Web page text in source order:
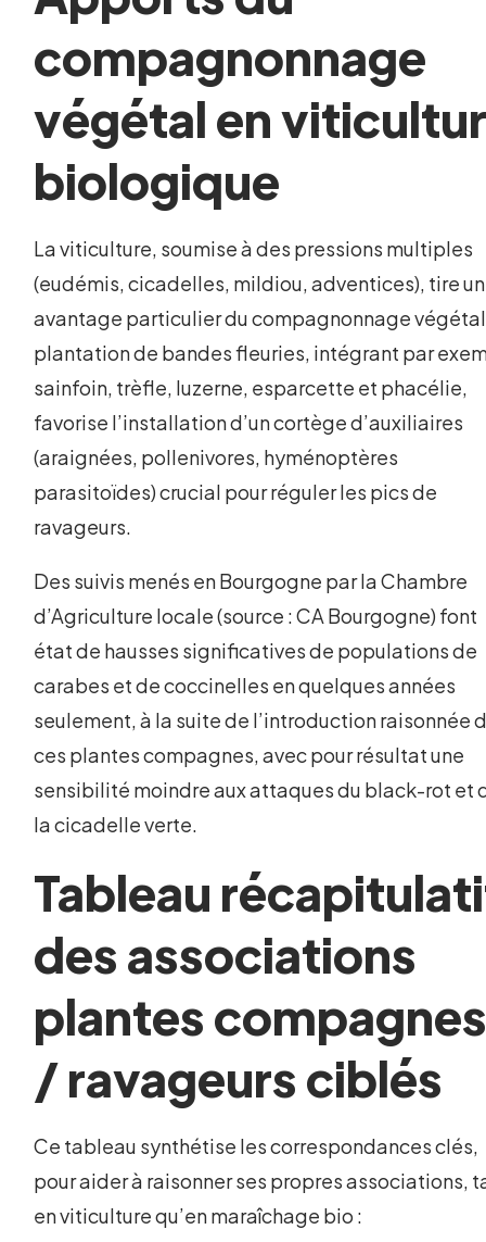
compagnonnage
végétal en
biologique
La viticulture, soumise à des pressions multiples
(eudémis, cicadelles, mildiou, adventices), tire un
avantage particulier du compagnonnage
plantation de bandes fleuries, intégrant par
sainfoin, trèfle, luzerne, esparcette et phacélie,
favorise l’installation d’un cortège d’auxiliaires
(araignées, pollenivores, hyménoptères
parasitoïdes) crucial pour réguler les pics de
ravageurs.
Des suivis menés en Bourgogne par la Chambre
d’Agriculture locale (source : CA Bourgogne) font
état de hausses significatives de populations de
carabes et de coccinelles en quelques années
seulement, à la suite de l’introduction raisonnée
ces plantes compagnes, avec pour résultat une
sensibilité moindre aux attaques du black-rot et
la cicadelle verte.
Tableau
des associations
plantes
/ ravageurs ciblés
Ce tableau synthétise les correspondances clés,
pour aider à raisonner ses propres associations,
en viticulture qu’en maraîchage bio :